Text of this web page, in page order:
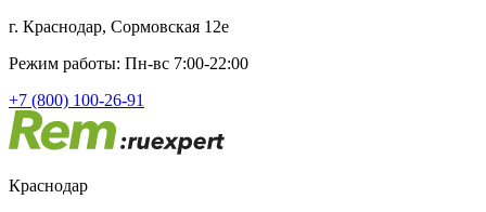
г. Краснодар, Сормовская 12е
Режим работы: Пн-вс 7:00-22:00
+7 (800) 100-26-91
Краснодар